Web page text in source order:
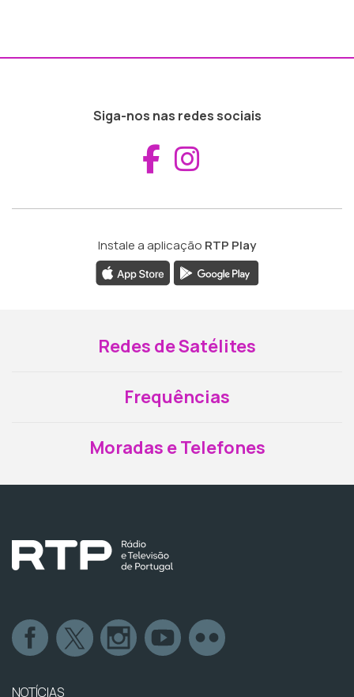
Siga-nos nas redes sociais
Aceder ao
Instale a aplicação RTP Play
Redes de Satélites
Frequências
Moradas e Telefones
NOTÍCIAS